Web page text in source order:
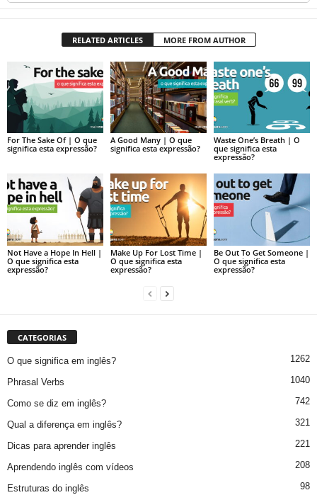
RELATED ARTICLES MORE FROM AUTHOR
For The Sake Of | O que
significa esta expressão?
A Good Many | O que
significa esta expressão?
Waste One’s Breath | O
que significa esta
expressão?
Not Have a Hope In Hell |
O que significa esta
expressão?
Make Up For Lost Time |
O que significa esta
expressão?
Be Out To Get Someone |
O que significa esta
expressão?
CATEGORIAS
O que significa em inglês? 1262
Phrasal Verbs 1040
Como se diz em inglês? 742
Qual a diferença em inglês? 321
Dicas para aprender inglês 221
Aprendendo inglês com vídeos 208
Estruturas do inglês 98